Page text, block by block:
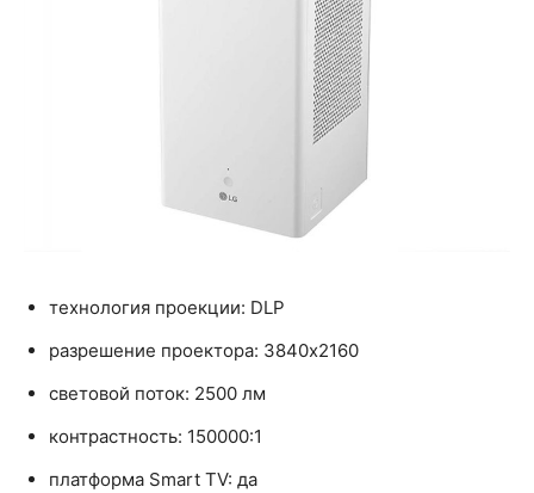
технология проекции: DLP
разрешение проектора: 3840x2160
световой поток: 2500 лм
контрастность: 150000:1
платформа Smart TV: да